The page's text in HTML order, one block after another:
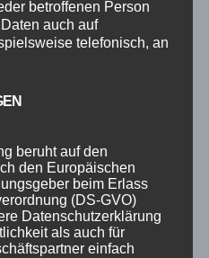
Immenstadt
online
Paartanz
Workshop
Zumba Kurs Übungsabend
betroffenen Person
auch auf
telefonisch, an
beruht auf den
den Europäischen
beim Erlass
(DS-GVO)
Datenschutzerklärung
als auch für
einfach